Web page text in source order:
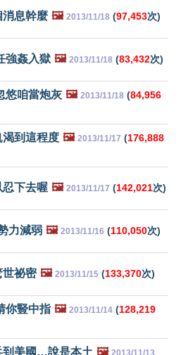
消息幹麼 🖼️ 2013/11/18 (97,453次)
強姦入獄 🖼️ 2013/11/18 (83,432次)
悠咱當炮灰 🖼️ 2013/11/18 (84,956
到這程度 🖼️ 2013/11/17 (176,888
忍下去喔 🖼️ 2013/11/17 (142,021次)
力減弱 🖼️ 2013/11/16 (110,050次)
世祕密 🖼️ 2013/11/15 (133,370次)
你豎中指 🖼️ 2013/11/14 (128,219
到美國…說是本土 🖼️ 2013/11/13